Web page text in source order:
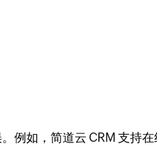
例如，简道云 CRM 支持